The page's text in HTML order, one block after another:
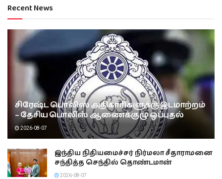
Recent News
சிரேஷ்ட பொலிஸ் அதிகாரிகளுக்கு இடமாற்றம்
– தேசிய பொலிஸ் ஆணைக்குழு ஒப்புதல்
2026-08-07
இந்திய நிதியமைச்சர் நிர்மலா சீதாராமனை
சந்தித்த செந்தில் தொண்டமான்
2026-08-07